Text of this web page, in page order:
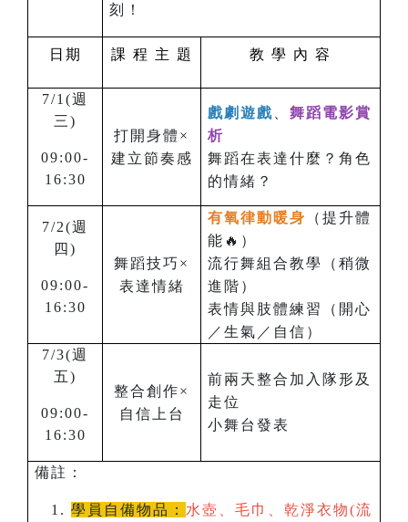
刻！
日期 課 程 主 題 教 學 內 容
7/1(週
三)
09:00-
16:30
打開身體×
建立節奏感
戲劇遊戲
舞蹈電影賞
析
舞蹈在表達什麼？角色
的情緒？
7/2(週
四 )
09:00-
16:30
舞蹈技巧×
表達情緒
有氧律動暖身
（提升體
能🔥）
流行舞組合教學（稍微
進階）
表情與肢體練習（開心
／生氣／自信）
7/3(週
五)
09:00-
16:30
整合創作×
自信上台
前兩天整合加入隊形及
走位
小舞台發表
備註：
學員自備物品： 水壺、毛巾、乾淨衣物(流